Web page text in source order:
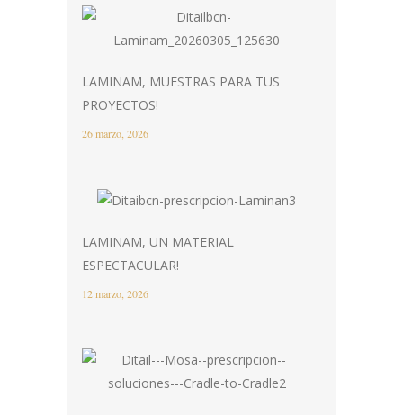
LAMINAM, MUESTRAS PARA TUS
PROYECTOS!
26 marzo, 2026
LAMINAM, UN MATERIAL
ESPECTACULAR!
12 marzo, 2026